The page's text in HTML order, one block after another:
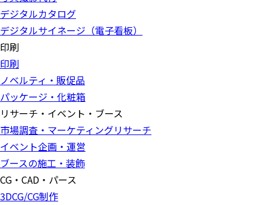
デジタルカタログ
デジタルサイネージ（電子看板）
印刷
印刷
ノベルティ・販促品
パッケージ・化粧箱
リサーチ・イベント・ブース
市場調査・マーケティングリサーチ
イベント企画・運営
ブースの施工・装飾
CG・CAD・パース
3DCG/CG制作